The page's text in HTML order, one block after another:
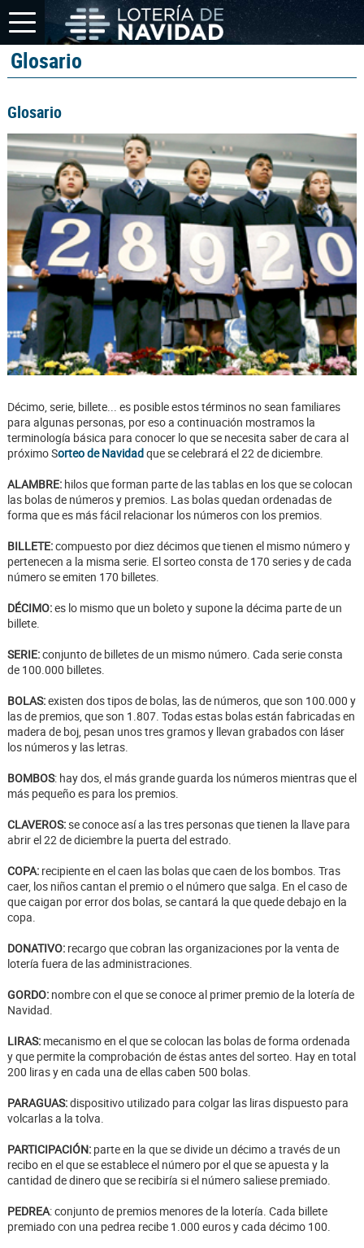
Glosario
Glosario
Décimo, serie, billete... es posible estos términos no sean familiares
para algunas personas, por eso a continuación mostramos la
terminología básica para conocer lo que se necesita saber de cara al
próximo Sorteo de Navidadque se celebrará el 22 de diciembre.
ALAMBRE:hilos que forman parte de las tablas en los que se colocan
las bolas de números y premios. Las bolas quedan ordenadas de
forma que es más fácil relacionar los números con los premios.
BILLETE:compuesto por diez décimos que tienen el mismo número y
pertenecen a la misma serie. El sorteo consta de 170 series y de cada
número se emiten 170 billetes.
DÉCIMO:es lo mismo que un boleto y supone la décima parte de un
billete.
SERIE:conjunto de billetes de un mismo número. Cada serie consta
de 100.000 billetes.
BOLAS:existen dos tipos de bolas, las de números, que son 100.000 y
las de premios, que son 1.807. Todas estas bolas están fabricadas en
madera de boj, pesan unos tres gramos y llevan grabados con láser
los números y las letras.
BOMBOS: hay dos, el más grande guarda los números mientras que el
más pequeño es para los premios.
CLAVEROS:se conoce así a las tres personas que tienen la llave para
abrir el 22 de diciembre la puerta del estrado.
COPA:recipiente en el caen las bolas que caen de los bombos. Tras
caer, los niños cantan el premio o el número que salga. En el caso de
que caigan por error dos bolas, se cantará la que quede debajo en la
copa.
DONATIVO:recargo que cobran las organizaciones por la venta de
lotería fuera de las administraciones.
GORDO:nombre con el que se conoce al primer premio de la lotería de
Navidad.
LIRAS:mecanismo en el que se colocan las bolas de forma ordenada
y que permite la comprobación de éstas antes del sorteo. Hay en total
200 liras y en cada una de ellas caben 500 bolas.
PARAGUAS:dispositivo utilizado para colgar las liras dispuesto para
volcarlas a la tolva.
PARTICIPACIÓN:parte en la que se divide un décimo a través de un
recibo en el que se establece el número por el que se apuesta y la
cantidad de dinero que se recibiría si el número saliese premiado.
PEDREA: conjunto de premios menores de la lotería. Cada billete
premiado con una pedrea recibe 1.000 euros y cada décimo 100.